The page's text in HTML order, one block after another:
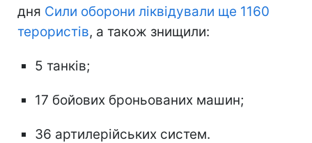
дня Сили оборони ліквідували ще 1160
терористів, а також знищили:
5 танків;
17 бойових броньованих машин;
36 артилерійських систем.